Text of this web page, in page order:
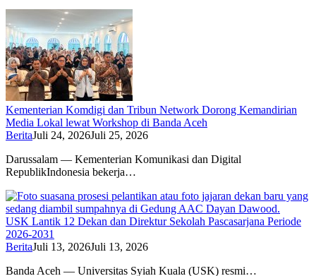
Kementerian Komdigi dan Tribun Network Dorong Kemandirian
Media Lokal lewat Workshop di Banda Aceh
BeritaJuli 24, 2026Juli 25, 2026
Darussalam — Kementerian Komunikasi dan Digital
RepublikIndonesia bekerja…
USK Lantik 12 Dekan dan Direktur Sekolah Pascasarjana Periode
2026-2031
BeritaJuli 13, 2026Juli 13, 2026
Banda Aceh — Universitas Syiah Kuala (USK) resmi…